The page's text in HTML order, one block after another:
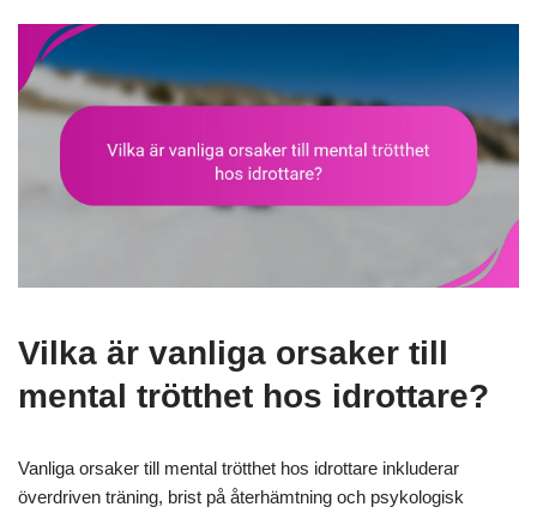
Vilka är vanliga orsaker till
mental trötthet hos idrottare?
Vanliga orsaker till mental trötthet hos idrottare inkluderar
överdriven träning, brist på återhämtning och psykologisk